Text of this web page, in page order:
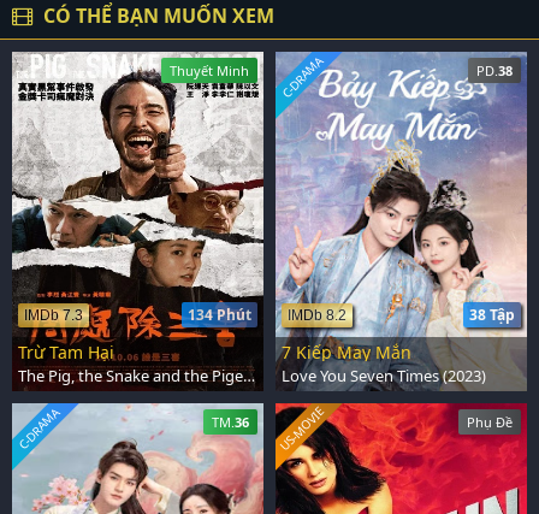
CÓ THỂ BẠN MUỐN XEM
Thuyết Minh
134 Phút
IMDb 7.3
Trừ Tam Hại
The Pig, the Snake and the Pigeon (2023)
PD. 38
38 Tập
IMDb 8.2
C-DRAMA
7 Kiếp May Mắn
Love You Seven Times (2023)
TM. 36
C-DRAMA Phụ Đề
US-MOVIE